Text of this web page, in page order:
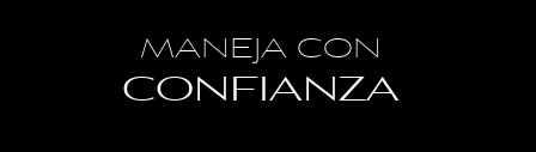
MANEJA CON
CONFIANZA